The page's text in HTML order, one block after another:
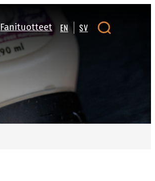
Fanituotteet EN SV